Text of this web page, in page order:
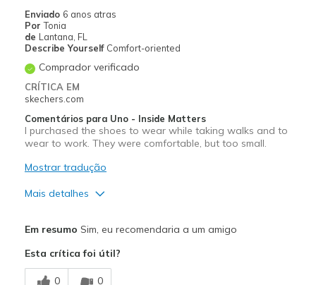
Width
Sizing
Enviado 6 anos atras
Por Tonia
de Lantana, FL
Describe Yourself Comfort-oriented
Comprador verificado
CRÍTICA EM
skechers.com
Comentários para Uno - Inside Matters
I purchased the shoes to wear while taking walks and to
wear to work. They were comfortable, but too small.
Mostrar tradução
Mais detalhes
Comfortable
Em resumo Sim, eu recomendaria a um amigo
Esta crítica foi útil?
0 0